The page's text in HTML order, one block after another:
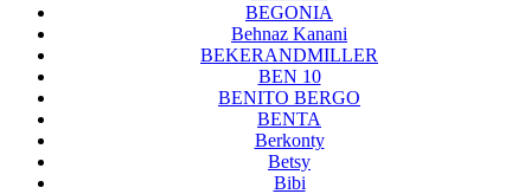
BEGONIA
Behnaz Kanani
BEKERANDMILLER
BEN 10
BENITO BERGO
BENTA
Berkonty
Betsy
Bibi